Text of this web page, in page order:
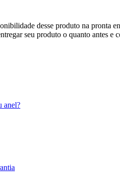
desse produto na pronta
seu produto o quanto antes e
anel?